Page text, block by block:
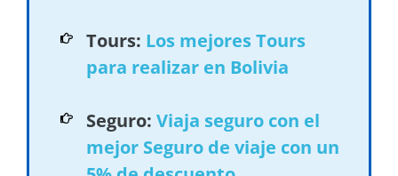
Tours: Los mejores Tours
para realizar en Bolivia
Seguro: Viaja seguro con el
mejor Seguro de viaje con un